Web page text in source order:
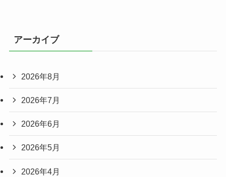
アーカイブ
2026年8月
2026年7月
2026年6月
2026年5月
2026年4月